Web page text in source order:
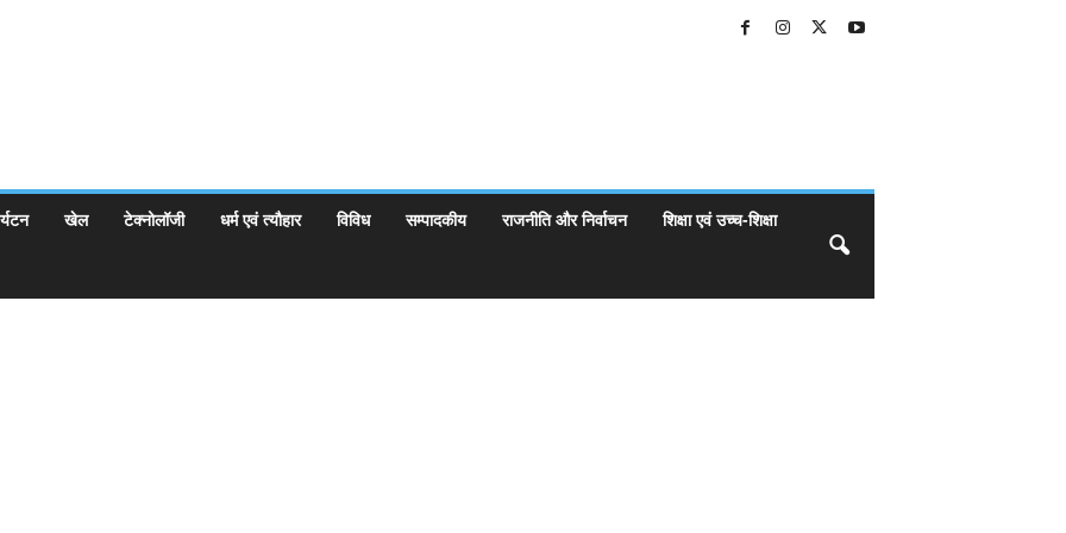
खेल टेक्नोलॉजी धर्म एवं त्यौहार विविध सम्पादकीय राजनीति और निर्वाचन शिक्षा एवं उच्च-शिक्षा